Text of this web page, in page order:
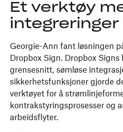
Et verktøy
integreringer
Georgie-Ann fant løsningen
Dropbox Sign. Dropbox
grensesnitt, sømløse
sikkerhetsfunksjoner gjorde
verktøyet for å
kontrakstyringsprosesser og
arbeidsflyter.